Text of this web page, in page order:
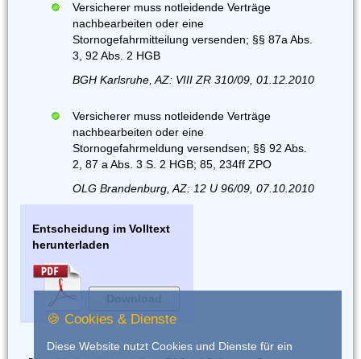
Versicherer muss notleidende Verträge
nachbearbeiten oder eine
Stornogefahrmitteilung versenden; §§ 87a Abs.
3, 92 Abs. 2 HGB
BGH Karlsruhe, AZ: VIII ZR 310/09, 01.12.2010
Versicherer muss notleidende Verträge
nachbearbeiten oder eine
Stornogefahrmeldung versendsen; §§ 92 Abs.
2, 87 a Abs. 3 S. 2 HGB; 85, 234ff ZPO
OLG Brandenburg, AZ: 12 U 96/09, 07.10.2010
Entscheidung im Volltext
herunterladen
🍪 Cookies & Dienste
Diese Website nutzt Cookies und Dienste für ein